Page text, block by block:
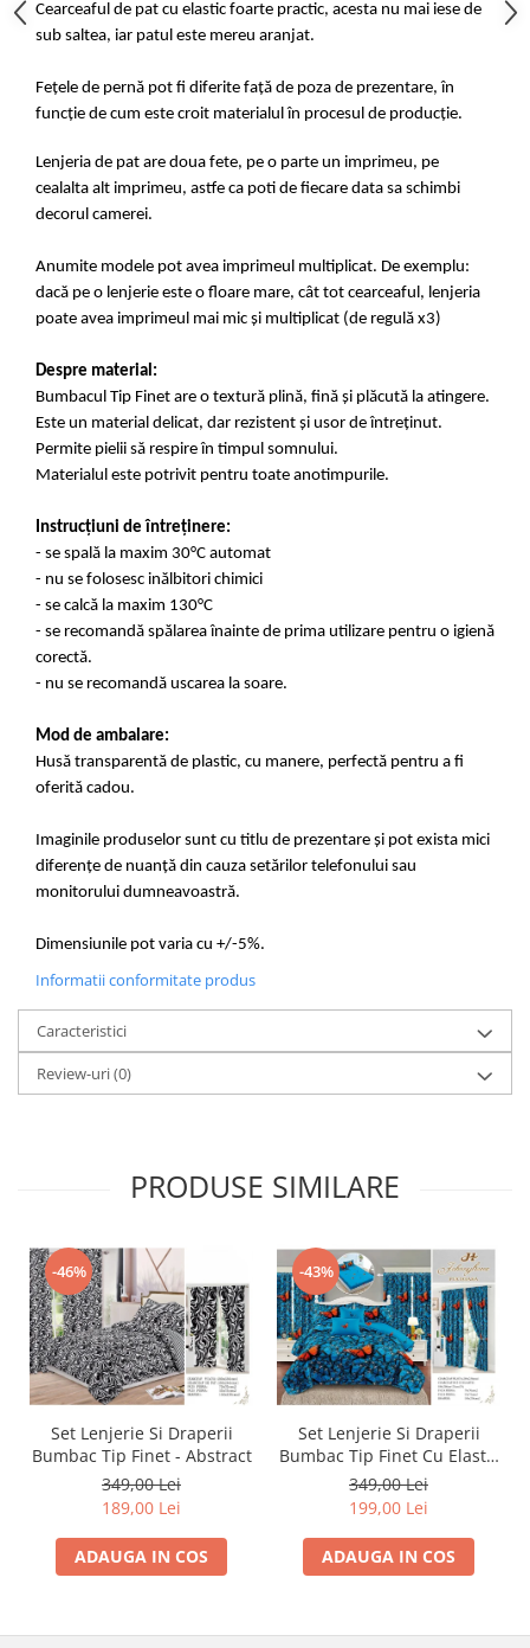
Cearceaful de pat cu elastic foarte practic, acesta nu mai iese de
sub saltea, iar patul este mereu aranjat.
Fețele de pernă pot fi diferite față de poza de prezentare, în
funcție de cum este croit materialul în procesul de producție.
Lenjeria de pat are doua fete, pe o parte un imprimeu, pe
cealalta alt imprimeu, astfe ca poti de fiecare data sa schimbi
decorul camerei.
Anumite modele pot avea imprimeul multiplicat. De exemplu:
dacă pe o lenjerie este o floare mare, cât tot cearceaful, lenjeria
poate avea imprimeul mai mic și multiplicat (de regulă x3)
Despre material:
Bumbacul Tip Finet are o textură plină, fină și plăcută la atingere.
Este un material delicat, dar rezistent și usor de întreținut.
Permite pielii să respire în timpul somnului.
Materialul este potrivit pentru toate anotimpurile.
Instrucțiuni de întreținere:
- se spală la maxim 30°C automat
- nu se folosesc inălbitori chimici
- se calcă la maxim 130°C
- se recomandă spălarea înainte de prima utilizare pentru o igienă
corectă.
- nu se recomandă uscarea la soare.
Mod de ambalare:
Husă transparentă de plastic, cu manere, perfectă pentru a fi
oferită cadou.
Imaginile produselor sunt cu titlu de prezentare și pot exista mici
diferențe de nuanță din cauza setărilor telefonului sau
monitorului dumneavoastră.
Dimensiunile pot varia cu +/-5%.
Informatii conformitate produs
Caracteristici
Review-uri(0)
PRODUSE SIMILARE
-46%
Set Lenjerie Si Draperii
Bumbac Tip Finet - Abstract
349,00 Lei
189,00 Lei
ADAUGA IN COS
-43%
Set Lenjerie Si Draperii
Bumbac Tip Finet Cu Elastic
- Dansul Fluturilor
349,00 Lei
199,00 Lei
ADAUGA IN COS